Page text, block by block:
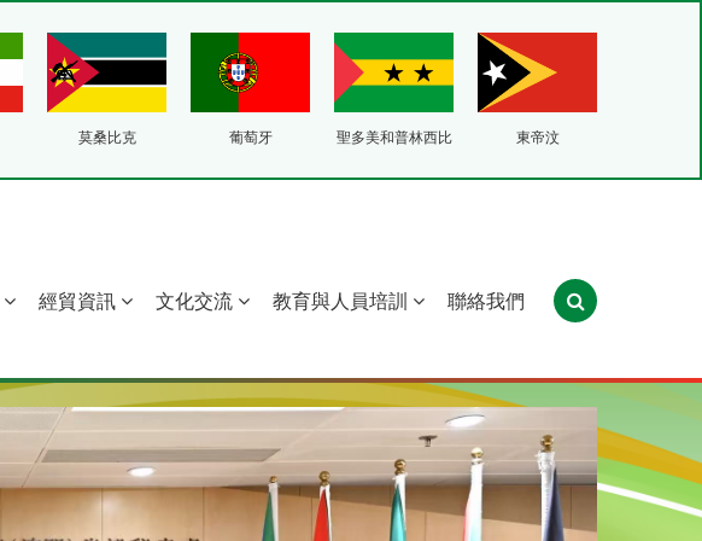
莫桑比克 葡萄牙 聖多美和普林西比 東帝汶
經貿資訊 文化交流 教育與人員培訓 聯絡我們